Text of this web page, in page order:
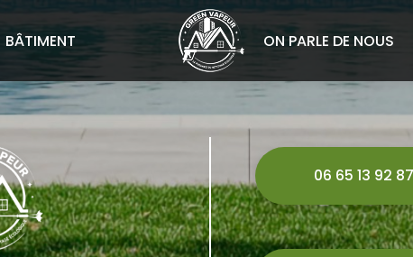
BÂTIMENT ON PARLE DE NOUS
06 65 13 92 87